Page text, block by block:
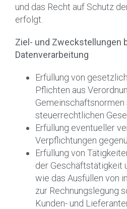
und das Recht auf Schutz
erfolgt.
Ziel- und Zweckstellungen
Datenverarbeitung
Erfüllung von
Pflichten aus
Gemeinschaftsnormen
steuerrechtlichen
Erfüllung eventueller
Verpflichtungen
Erfüllung von
der Geschäftstätigkeit
wie das Ausfüllen von
zur Rechnungslegung
Kunden- und